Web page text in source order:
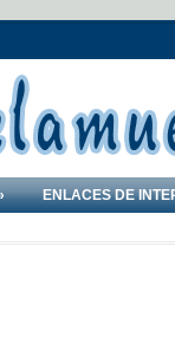
ENLACES DE